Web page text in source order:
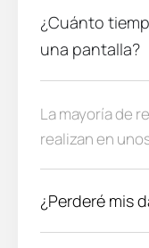
¿Cuánto
una pantalla?
La mayoría de
realizan en
¿Perderé mis